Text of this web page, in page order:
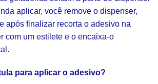
aplicar, você remove o dispenser,
após finalizar recorta o adesivo na
com um estilete e o encaixa-o
para aplicar o adesivo?